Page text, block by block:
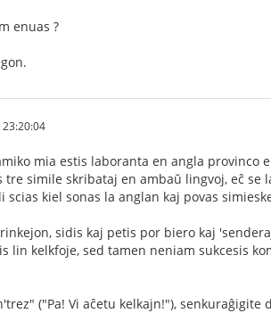
enuas ?
mia estis laboranta en angla provinco
tre simile skribataj en ambaŭ lingvoj, eĉ
scias kiel sonas la anglan kaj povas
sidis kaj petis por biero kaj
lin kelkfoje, sed tamen neniam sukcesis
("Pa! Vi aĉetu kelkajn!"), senkuraĝigite